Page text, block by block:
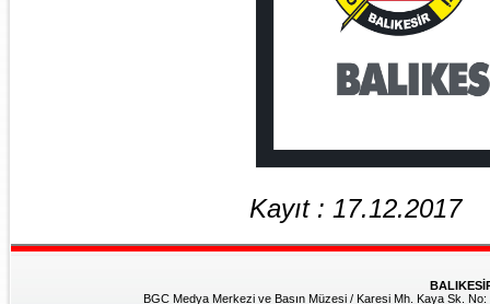
Kayıt : 17.12.2017
BGC Medya Merkezi ve Basın Müzesi / Karesi Mh. Kaya Sk.